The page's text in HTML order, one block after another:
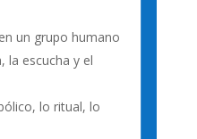
un grupo humano
la escucha y el
lo ritual, lo